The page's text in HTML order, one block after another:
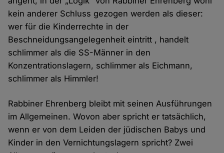
kein anderer Schluss gezogen werden als dieser:
wer für die Kinderrechte in der
Beschneidungsangelegenheit eintritt , handelt
schlimmer als die SS-Männer in den
Konzentrationslagern, schlimmer als Eichmann,
schlimmer als Himmler!
Rabbiner Ehrenberg bleibt mit seinen Ausführungen
im Allgemeinen. Wovon aber spricht er tatsächlich,
wenn er von dem Leiden der jüdischen Babys und
Kinder in den Vernichtungslagern spricht? Zwei